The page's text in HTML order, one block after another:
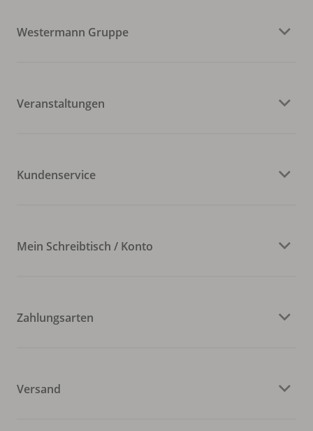
Westermann Gruppe
Veranstaltungen
Kundenservice
Mein Schreibtisch / Konto
Zahlungsarten
Versand